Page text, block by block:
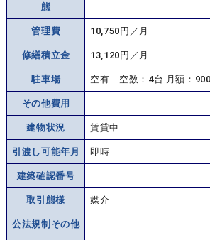
態
管理費 10,750円／月
修繕積立金 13,120円／月
駐車場 空有 空数：4台 月額：
その他費用
建物状況 賃貸中
引渡し可能年月 即時
建築確認番号
取引態様 媒介
公法規制その他